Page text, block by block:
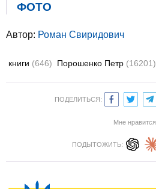
ФОТО
Автор: Роман Свиридович
книги (646) Порошенко Петр (16201)
ПОДЕЛИТЬСЯ:
Мне нравится
ПОДЫТОЖИТЬ: